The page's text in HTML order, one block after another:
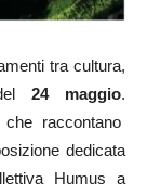
tra cultura,
24 maggio.
raccontano
dedicata
Humus a